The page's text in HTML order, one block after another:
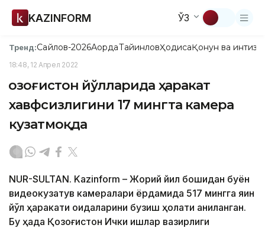
KAZINFORM ЎЗ
Тренд:Сайлов-2026АқордаТайинловҲодисаҚонун ва
18:48, 12 Апрел 2022
Қозоғистон йўлларида ҳаракат
хавфсизлигини 17 мингта камера
кузатмоқда
NUR-SULTAN. Kazinform – Жорий йил бошидан буён
видеокузатув камералари ёрдамида 517 мингга яқин
йўл ҳаракати қоидаларини бузиш ҳолати аниқланган.
Бу ҳақда Қозоғистон Ички ишлар вазирлиги